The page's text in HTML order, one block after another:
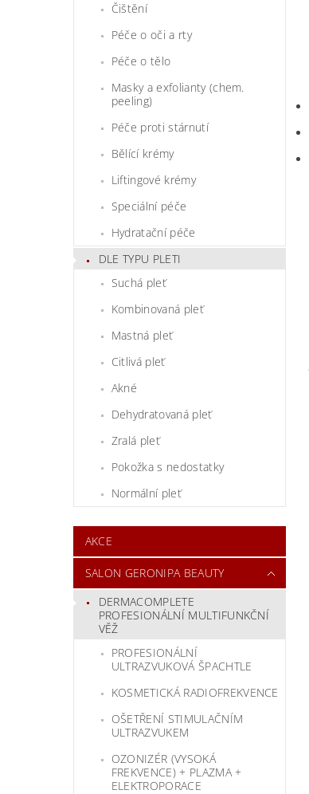
Čištění
Péče o oči a rty
Péče o tělo
Masky a exfolianty (chem.
peeling)
Péče proti stárnutí
Bělící krémy
Liftingové krémy
Speciální péče
Hydratační péče
DLE TYPU PLETI
Suchá pleť
Kombinovaná pleť
Mastná pleť
Citlivá pleť
Akné
Dehydratovaná pleť
Zralá pleť
Pokožka s nedostatky
Normální pleť
AKCE
SALON GERONIPA BEAUTY
DERMACOMPLETE
PROFESIONÁLNÍ MULTIFUNKČNÍ
VĚŽ
PROFESIONÁLNÍ
ULTRAZVUKOVÁ ŠPACHTLE
KOSMETICKÁ RADIOFREKVENCE
OŠETŘENÍ STIMULAČNÍM
ULTRAZVUKEM
OZONIZÉR (VYSOKÁ
FREKVENCE) + PLAZMA +
ELEKTROPORACE